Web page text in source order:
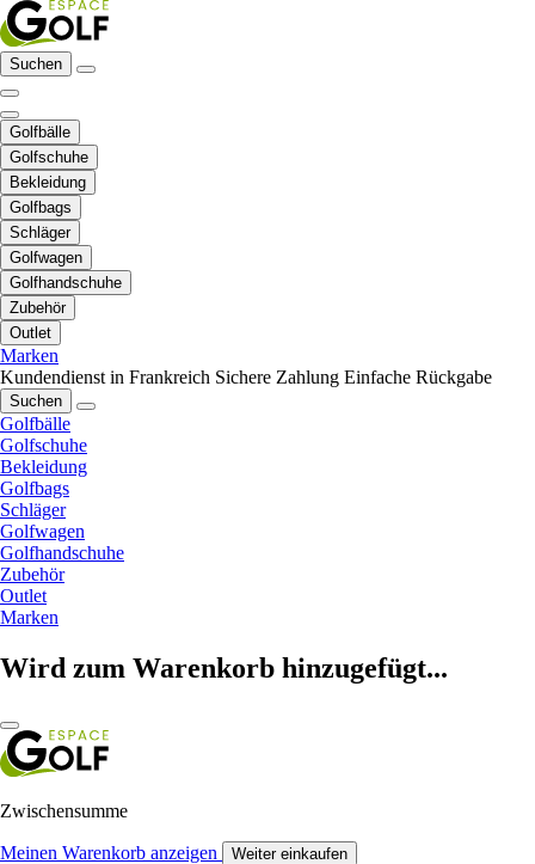
Suchen
Golfbälle
Golfschuhe
Bekleidung
Golfbags
Schläger
Golfwagen
Golfhandschuhe
Zubehör
Outlet
Marken
Kundendienst in Frankreich Sichere Zahlung Einfache Rückgabe
Suchen
Golfbälle
Golfschuhe
Bekleidung
Golfbags
Schläger
Golfwagen
Golfhandschuhe
Zubehör
Outlet
Marken
Wird zum Warenkorb hinzugefügt...
Zwischensumme
Meinen Warenkorb anzeigen Weiter einkaufen